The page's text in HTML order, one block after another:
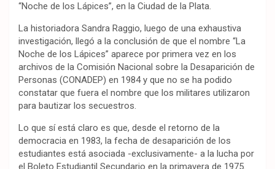
“Noche de los Lápices”, en la Ciudad de la Plata.
La historiadora Sandra Raggio, luego de una exhaustiva
investigación, llegó a la conclusión de que el nombre “La
Noche de los Lápices” aparece por primera vez en los
archivos de la Comisión Nacional sobre la Desaparición de
Personas (CONADEP) en 1984 y que no se ha podido
constatar que fuera el nombre que los militares utilizaron
para bautizar los secuestros.
Lo que sí está claro es que, desde el retorno de la
democracia en 1983, la fecha de desaparición de los
estudiantes está asociada -exclusivamente- a la lucha por